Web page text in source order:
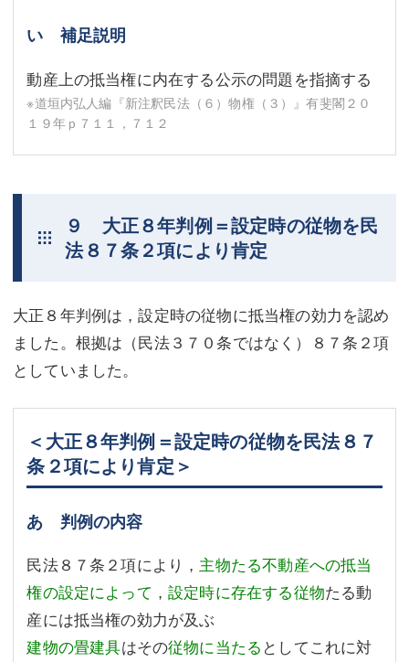
い 補足説明
動産上の抵当権に内在する公示の問題を指摘する
※道垣内弘人編『新注釈民法（６）物権（３）』有斐閣２０
１９年ｐ７１１，７１２
９ 大正８年判例＝設定時の従物を民
法８７条２項により肯定
大正８年判例は，設定時の従物に抵当権の効力を認め
ました。根拠は（民法３７０条ではなく）８７条２項
としていました。
＜大正８年判例＝設定時の従物を民法８７
条２項により肯定＞
あ 判例の内容
民法８７条２項により， 主物たる不動産への抵当
権の設定によって ，設定時に存在する従物たる動
産には抵当権の効力が及ぶ
建物の畳建具はその従物に当たる としてこれに対